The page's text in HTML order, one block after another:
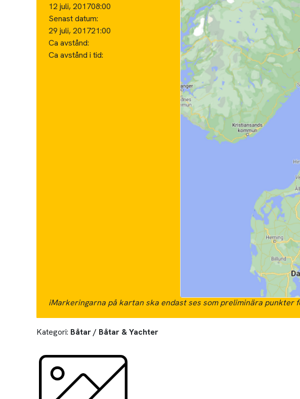
12 juli, 201708:00
Senast datum:
29 juli, 201721:00
Ca avstånd:
Ca avstånd i tid:
iMarkeringarna på kartan ska endast ses som preliminära punkter
Kategori: Båtar / Båtar & Yachter